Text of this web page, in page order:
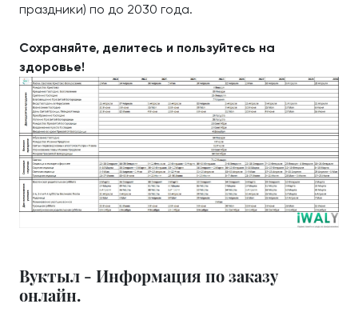
праздники) по до 2030 года.
Сохраняйте, делитесь и пользуйтесь на
здоровье!
Вуктыл - Информация по заказу
онлайн.